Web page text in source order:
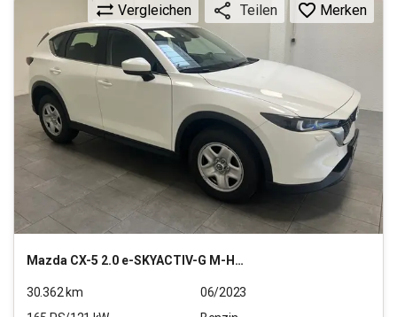
Mazda CX-5 2.0 e-SKYACTIV-G M-Hyb Prime-Line 2WD (E6d)
Vergleichen Teilen Merken
30.362km
06/2023